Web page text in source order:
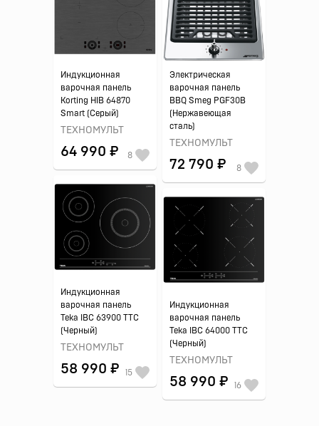
Индукционная
варочная панель
Korting HIB 64870
Smart (Серый)
ТЕХНОМУЛЬТ
64 990 ₽ 8
Электрическая
варочная панель
BBQ Smeg PGF30B
(Нержавеющая
сталь)
ТЕХНОМУЛЬТ
72 790 ₽ 8
Индукционная
варочная панель
Teka IBC 63900 TTC
(Черный)
ТЕХНОМУЛЬТ
58 990 ₽ 15
Индукционная
варочная панель
Teka IBC 64000 TTC
(Черный)
ТЕХНОМУЛЬТ
58 990 ₽ 16